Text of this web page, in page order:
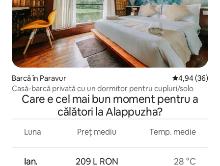
Barcă în Paravur Scor mediu
4,94 (36)
Casă-barcă privată cu un dormitor pentru cupluri/solo
Care e cel mai bun moment pentru a
călători la Alappuzha?
Luna
Ian.
Preț mediu
209 L RON
Temp. medie
28 °C